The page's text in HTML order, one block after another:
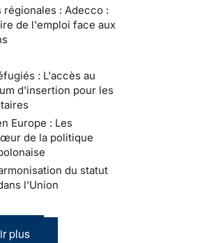
régionales : Adecco :
de l'emploi face aux
: L'accès au
d'insertion pour les
Europe : Les
de la politique
du statut
l'Union
plus